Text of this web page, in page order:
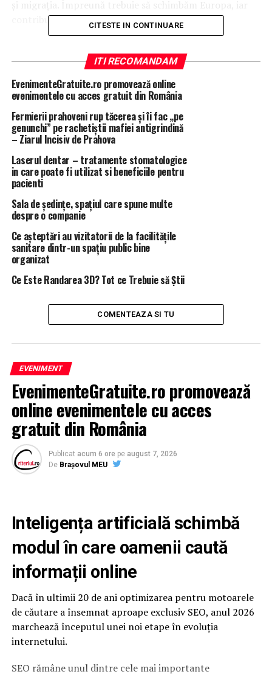
contribuţia fiecărui stat membru este esenţială.”
României vor face declaraţii de presă comune marţi, la
Şefii de stat sau guvern ai Irlandei, Croaţiei, Portugaliei,
Franţei, Belgiei, Luxembourgului, Olandei, Poloniei,
Greciei şi Estoniei au participat deja la dezbateri privind
viitorul Europei cu deputaţii, în cadrul sesiunilor
plenare.
În următoarele luni vor mai avea loc dezbateri cu:
cancelarul Germaniei, Angela Merkel şi prim-ministrul
din Danemarca, Lars Løkke Rasmussen, în noiembrie;
prim-ministrul Spaniei, Pedro Sanchez, în decembrie;
prim-ministrul Finlandei, Juha Sipilä, în ianuarie, şi
prim-ministrul Italiei, Giuseppe Conte, în februarie,
anul viitor.
Forumul Constructori 2018. Piața. Proiecte. Prețuri.
Perspective | BrasovulMeu
NU RATATI
Cu cât creşte de fapt salariul minim şi de ce acum!
Planul ascuns al Guvernului PSD | BrasovulMeu
CITESTE IN CONTINUARE
ITI RECOMANDAM
EvenimenteGratuite.ro promovează online
evenimentele cu acces gratuit din România
Fermierii prahoveni rup tăcerea și îi fac „pe
genunchi” pe rachetiștii mafiei antigrindină
– Ziarul Incisiv de Prahova
Laserul dentar – tratamente stomatologice
in care poate fi utilizat si beneficiile pentru
pacienti
Sala de ședințe, spațiul care spune multe
despre o companie
Ce așteptări au vizitatorii de la facilitățile
sanitare dintr-un spațiu public bine
organizat
Ce Este Randarea 3D? Tot ce Trebuie să Știi
COMENTEAZA SI TU
EVENIMENT
EvenimenteGratuite.ro promovează
online evenimentele cu acces
gratuit din România
Publicat acum 6 ore pe august 7, 2026
De Brașovul MEU
Inteligența artificială schimbă
modul în care oamenii caută
informații online
Dacă în ultimii 20 de ani optimizarea pentru motoarele
de căutare a însemnat aproape exclusiv SEO, anul 2026
marchează începutul unei noi etape în evoluția
internetului.
SEO rămâne unul dintre cele mai importante